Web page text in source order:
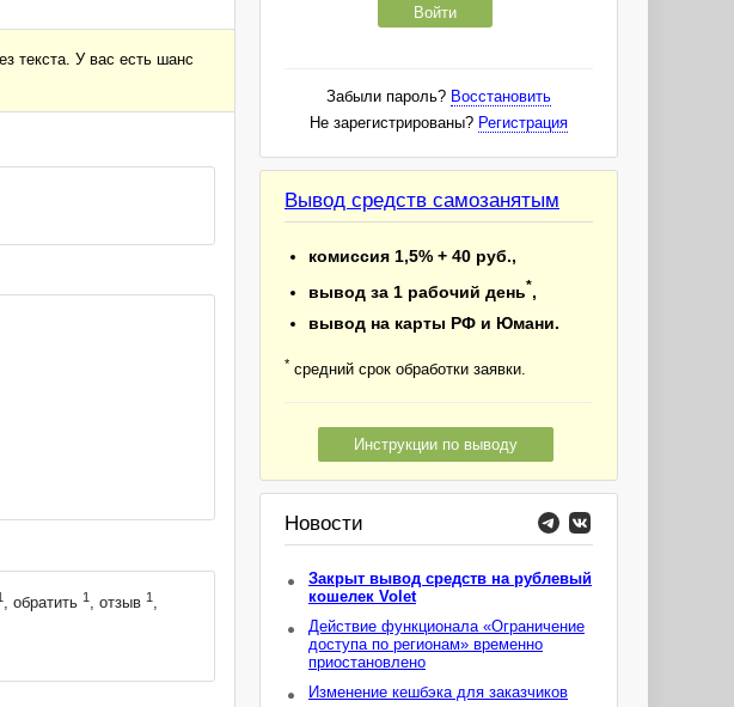
Войти
Забыли пароль? Восстановить
Не зарегистрированы? Регистрация
Вывод средств самозанятым
комиссия 1,5% + 40 руб.,
вывод за 1 рабочий день*,
вывод на карты РФ и Юмани.
* средний срок обработки заявки.
Инструкции по выводу
Новости
Закрыт вывод средств на рублевый
кошелек Volet
Действие функционала «Ограничение
доступа по регионам» временно
приостановлено
Изменение кешбэка для заказчиков
текста. У вас есть шанс
, обратить 1, отзыв 1,